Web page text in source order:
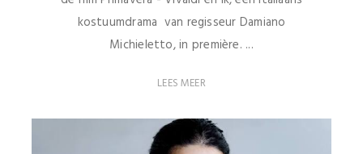
kostuumdrama van regisseur Damiano
Michieletto, in première. ...
LEES MEER